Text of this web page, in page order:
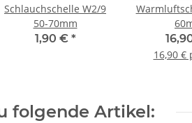
Schlauchschelle W2/9
50-70mm
1,90 € *
16,90 €
folgende Artikel: